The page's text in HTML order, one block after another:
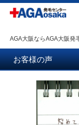
AGA大阪ならAGA大阪発
お客様の声